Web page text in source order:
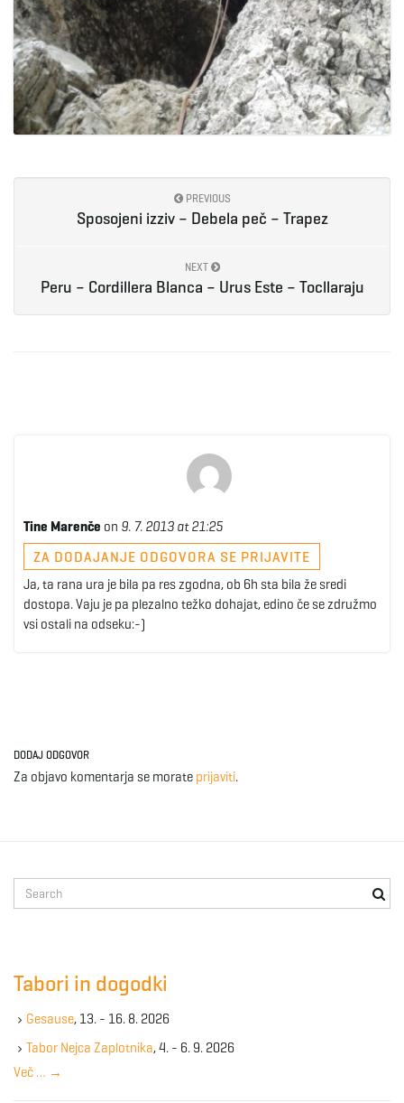
PREVIOUS
Sposojeni izziv – Debela peč – Trapez
NEXT
Peru – Cordillera Blanca – Urus Este – Tocllaraju
Tine Marenče on 9. 7. 2013 at 21:25
ZA DODAJANJE ODGOVORA SE PRIJAVITE
Ja, ta rana ura je bila pa res zgodna, ob 6h sta bila že sredi
dostopa. Vaju je pa plezalno težko dohajat, edino če se združmo
vsi ostali na odseku:-)
DODAJ ODGOVOR
Za objavo komentarja se morate prijaviti.
e
e
y
w
Tabori in dogodki
Gesause, 13. - 16. 8. 2026
Tabor Nejca Zaplotnika, 4. - 6. 9. 2026
Več … →